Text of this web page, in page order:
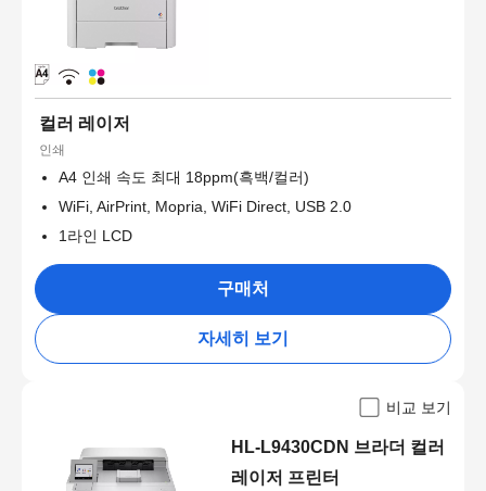
컬러 레이저
인쇄
A4 인쇄 속도 최대 18ppm(흑백/컬러)
WiFi, AirPrint, Mopria, WiFi Direct, USB 2.0
1라인 LCD
구매처
자세히 보기
비교 보기
HL-L9430CDN 브라더 컬러
레이저 프린터